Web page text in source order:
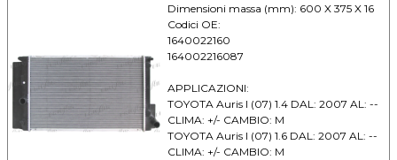
Dimensioni massa (mm): 600 X 375 X 16
Codici OE:
1640022160
164002216087
APPLICAZIONI:
TOYOTA Auris I (07) 1.4 DAL: 2007 AL: --
CLIMA: +/- CAMBIO: M
TOYOTA Auris I (07) 1.6 DAL: 2007 AL: --
CLIMA: +/- CAMBIO: M